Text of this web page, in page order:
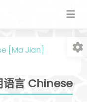
[Ma Jian]
言 Chinese